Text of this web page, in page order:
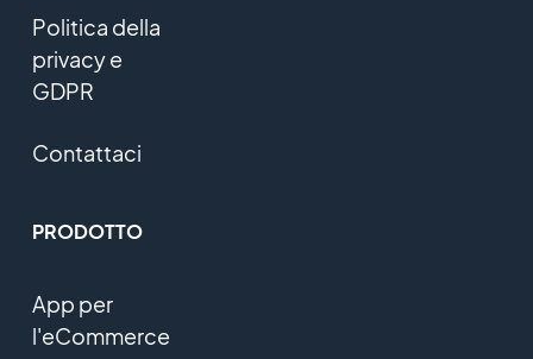
Politica della
privacy e
GDPR
Contattaci
PRODOTTO
App per
l'eCommerce